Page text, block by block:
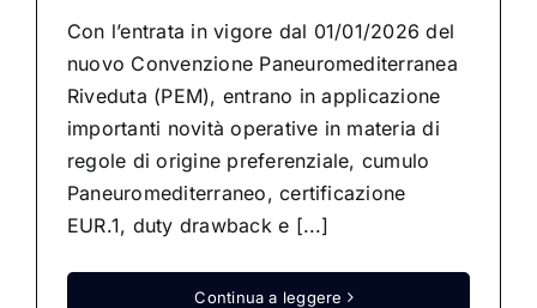
Con l’entrata in vigore dal 01/01/2026 del
nuovo Convenzione Paneuromediterranea
Riveduta (PEM), entrano in applicazione
importanti novità operative in materia di
regole di origine preferenziale, cumulo
Paneuromediterraneo, certificazione
EUR.1, duty drawback e [...]
Continua a leggere